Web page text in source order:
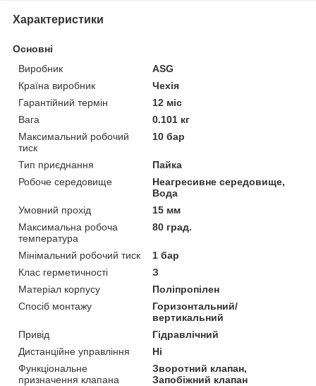
Характеристики
Основні
Виробник
ASG
Країна виробник
Чехія
Гарантійний термін
12 міс
Вага
0.101 кг
Максимальний робочий
тиск
10 бар
Тип приєднання
Пайка
Робоче середовище
Неагресивне середовище,
Вода
Умовний прохід
15 мм
Максимальна робоча
температура
80 град.
Мінімальний робочий тиск
1 бар
Клас герметичності
З
Матеріал корпусу
Поліпропілен
Спосіб монтажу
Горизонтальний/
вертикальний
Привід
Гідравлічний
Дистанційне управління
Ні
Функціональне
призначення клапана
Зворотний клапан,
Запобіжний клапан